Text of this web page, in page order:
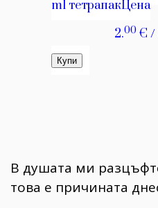
В душата ми
това е причината